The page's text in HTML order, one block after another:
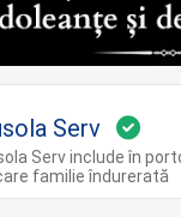
Serv
Serv include în
familie îndurerată